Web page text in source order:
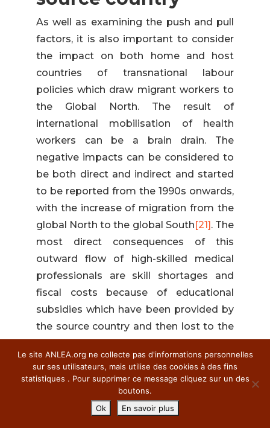
As well as examining the push and pull
factors, it is also important to consider
the impact on both home and host
countries of transnational labour
policies which draw migrant workers to
the Global North. The result of
international mobilisation of health
workers can be a brain drain. The
negative impacts can be considered to
be both direct and indirect and started
to be reported from the 1990s onwards,
with the increase of migration from the
global North to the global South[21]. The
most direct consequences of this
outward flow of high-skilled medical
professionals are skill shortages and
fiscal costs because of educational
subsidies which have been provided by
the source country and then lost to the
destination country. The negative
effects on home systems also impact
those who stay behind because of extra
workloads, stress because of lack of
staff and so forth[22]. Those who
Le site ANLEA.org ne collecte pas d'informations personnelles
sur ses utilisateurs, mais utilise des cookies à des fins
statistiques . Pour supprimer ce message cliquez sur un des
boutons.
Ok
En savoir plus